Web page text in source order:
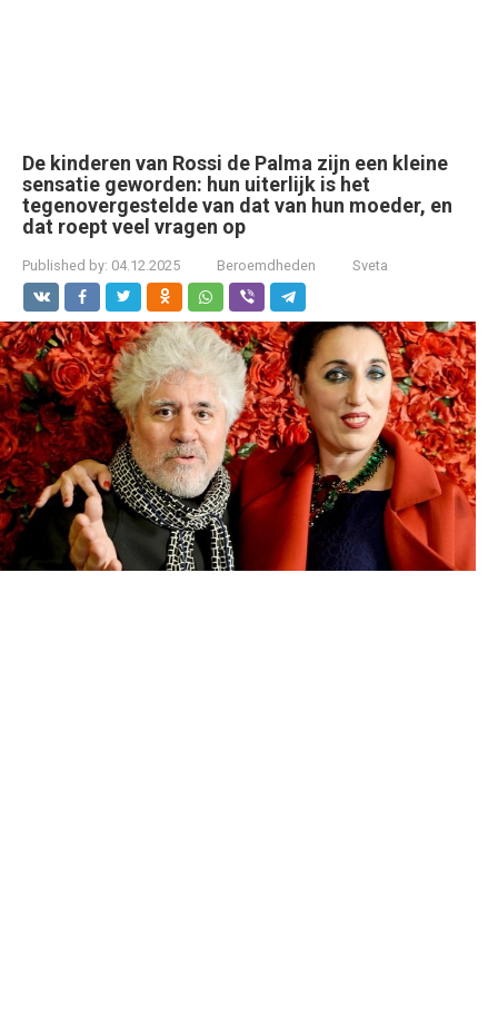
De kinderen van Rossi de Palma zijn een kleine
sensatie geworden: hun uiterlijk is het
tegenovergestelde van dat van hun moeder, en
dat roept veel vragen op
Published by: 04.12.2025 Beroemdheden Sveta